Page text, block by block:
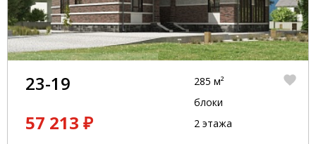
23-19
57 213 ₽
285 м²
блоки
2 этажа